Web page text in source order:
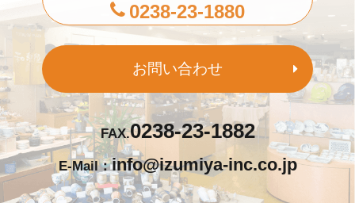
0238-23-1880
お問い合わせ
FAX.0238-23-1882
E-Mail：info@izumiya-inc.co.jp